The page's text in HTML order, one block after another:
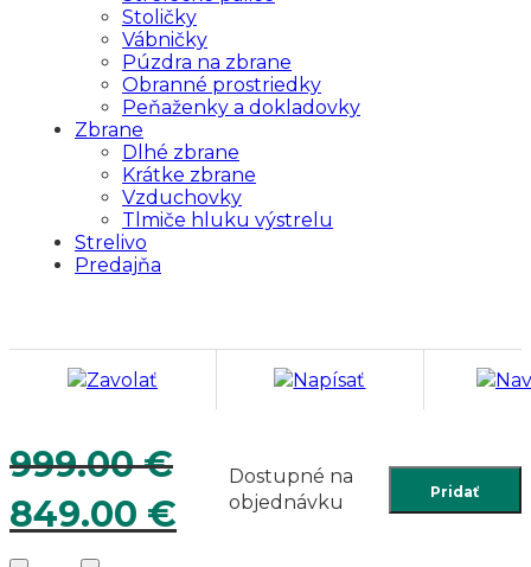
Stoličky
Vábničky
Púzdra na zbrane
Obranné prostriedky
Peňaženky a dokladovky
Zbrane
Dlhé zbrane
Krátke zbrane
Vzduchovky
Tlmiče hluku výstrelu
Strelivo
Predajňa
Zavolať Napísať
999.00€
Pôvodná
cena
bola:
849.00 € Aktuálna
cena
Dostupné na
objednávku
Pridať